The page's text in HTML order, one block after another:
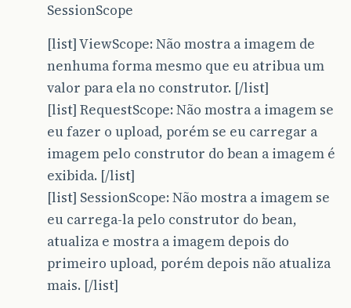
SessionScope
[list] ViewScope: Não mostra a imagem de
nenhuma forma mesmo que eu atribua um
valor para ela no construtor. [/list]
[list] RequestScope: Não mostra a imagem se
eu fazer o upload, porém se eu carregar a
imagem pelo construtor do bean a imagem é
exibida. [/list]
[list] SessionScope: Não mostra a imagem se
eu carrega-la pelo construtor do bean,
atualiza e mostra a imagem depois do
primeiro upload, porém depois não atualiza
mais. [/list]